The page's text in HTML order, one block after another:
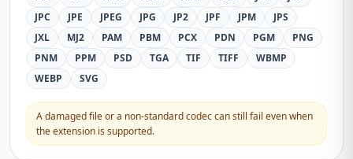
JPC
JPE JPEG JPG JP2 JPF JPM
JPS
JXL
MJ2 PAM PBM PCX PDN PGM
PNG
PNM
PPM PSD TGA TIF TIFF
WBMP
WEBP
SVG
A damaged file or a non-standard codec can still fail even when
the extension is supported.